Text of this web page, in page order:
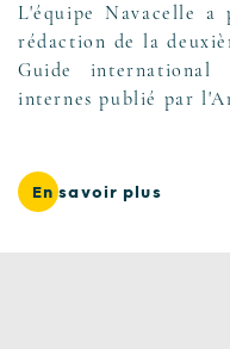
L'équipe Navacelle
rédaction de la
Guide international
internes publié par
En savoir plus